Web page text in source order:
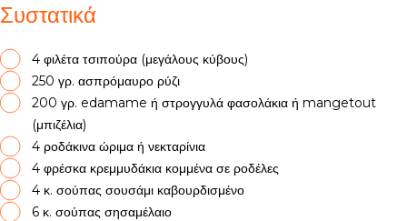
Συστατικά
4 φιλέτα τσιπούρα (μεγάλους κύβους)
250 γρ. ασπρόμαυρο ρύζι
200 γρ. edamame ή στρογγυλά φασολάκια ή mangetout
(μπιζέλια)
4 ροδάκινα ώριμα ή νεκταρίνια
4 φρέσκα κρεμμυδάκια κομμένα σε ροδέλες
4 κ. σούπας σουσάμι καβουρδισμένο
6 κ. σούπας σησαμέλαιο